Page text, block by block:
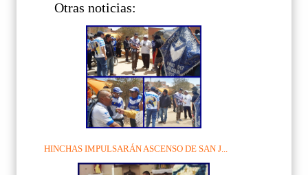
Otras noticias:
HINCHAS IMPULSARÁN ASCENSO DE SAN J...